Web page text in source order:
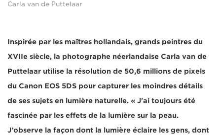
Carla van de Puttelaar
Inspirée par les maîtres hollandais, grands peintres du
XVIIe siècle, la photographe néerlandaise Carla van de
Puttelaar utilise la résolution de 50,6 millions de pixels
du Canon EOS 5DS pour capturer les moindres détails
de ses sujets en lumière naturelle. « J'ai toujours été
fascinée par les effets de la lumière sur la peau.
J'observe la façon dont la lumière éclaire les gens, dont